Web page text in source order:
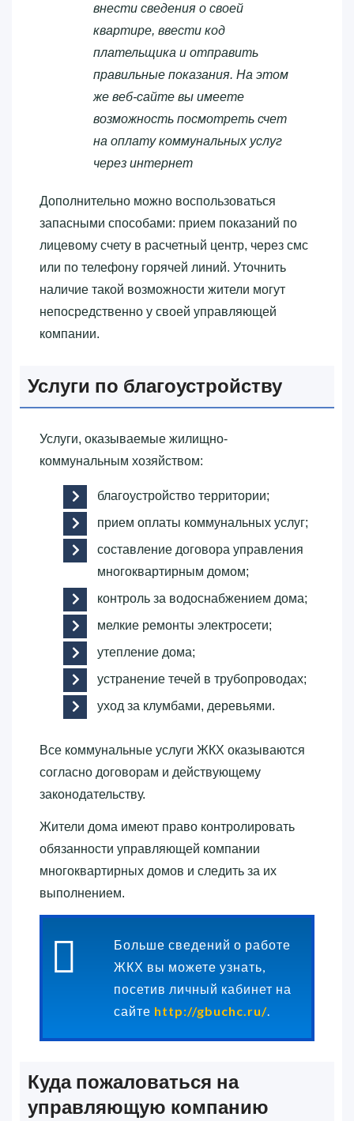
внести сведения о своей
квартире, ввести код
плательщика и отправить
правильные показания. На этом
же веб-сайте вы имеете
возможность посмотреть счет
на оплату коммунальных услуг
через интернет
Дополнительно можно воспользоваться
запасными способами: прием показаний по
лицевому счету в расчетный центр, через смс
или по телефону горячей линий. Уточнить
наличие такой возможности жители могут
непосредственно у своей управляющей
компании.
Услуги по благоустройству
Услуги, оказываемые жилищно-
коммунальным хозяйством:
благоустройство территории;
прием оплаты коммунальных услуг;
составление договора управления
многоквартирным домом;
контроль за водоснабжением дома;
мелкие ремонты электросети;
утепление дома;
устранение течей в трубопроводах;
уход за клумбами, деревьями.
Все коммунальные услуги ЖКХ оказываются
согласно договорам и действующему
законодательству.
Жители дома имеют право контролировать
обязанности управляющей компании
многоквартирных домов и следить за их
выполнением.
Больше сведений о работе
ЖКХ вы можете узнать,
посетив личный кабинет на
сайте http://gbuchc.ru/
Куда пожаловаться на
управляющую компанию